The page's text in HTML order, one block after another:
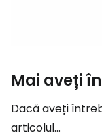
Mai aveți
Dacă aveți
articolul...